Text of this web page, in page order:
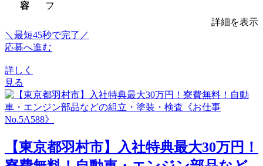
容
フ
詳細を表示
＼最短45秒で完了／
応募へ進む
詳しく
見る
【東京都羽村市】入社特典最大30万円！